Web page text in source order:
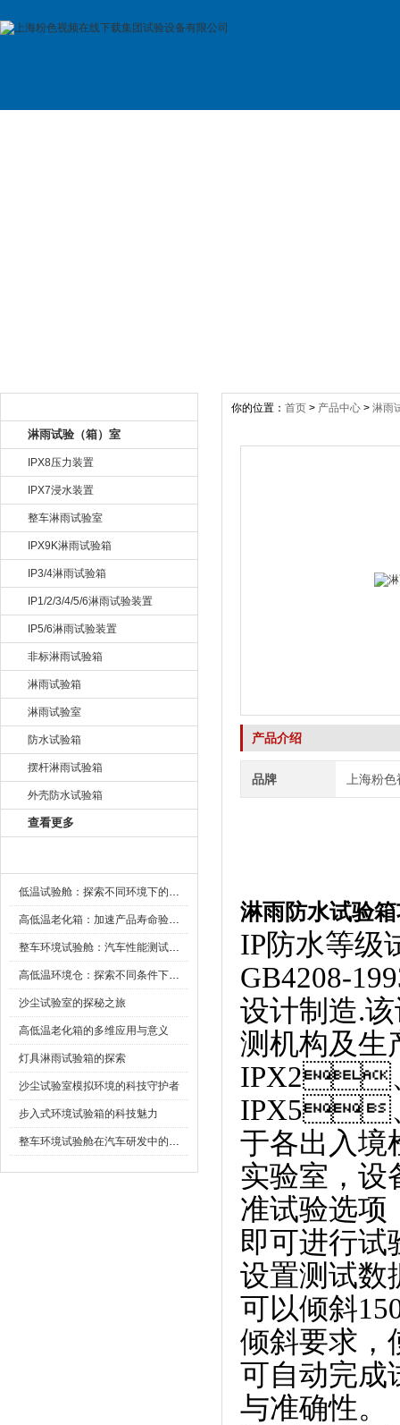
淋雨试验（箱）室
IPX8压力装置
IPX7浸水装置
整车淋雨试验室
IPX9K淋雨试验箱
IP3/4淋雨试验箱
IP1/2/3/4/5/6淋雨试验装置
IP5/6淋雨试验装置
非标淋雨试验箱
淋雨试验箱
淋雨试验室
防水试验箱
摆杆淋雨试验箱
外壳防水试验箱
查看更多
低温试验舱：探索不同环境下的科技边界
高低温老化箱：加速产品寿命验证的可靠伙伴
整车环境试验舱：汽车性能测试的设备
高低温环境仓：探索不同条件下的科学奥秘
沙尘试验室的探秘之旅
高低温老化箱的多维应用与意义
灯具淋雨试验箱的探索
沙尘试验室模拟环境的科技守护者
步入式环境试验箱的科技魅力
整车环境试验舱在汽车研发中的作用
你的位置： 首页 > 产品中心 > 淋雨
产品介绍
品牌 上海粉
淋雨防水试验箱
IP防水等
GB4208-
设计制造.
测机构及
IPX2
IPX5、
于各出入境
实验室
准试验选项
即可进行试验
设置测试数
可以倾斜
倾斜要求
可自动完成
与准确性。